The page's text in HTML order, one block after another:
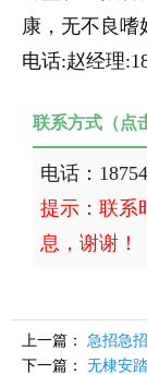
康，无不良嗜
电话:赵经理
联系方式（点
电话：
提示：联系
息，谢谢！
上一篇： 急招急
下一篇： 无棣安